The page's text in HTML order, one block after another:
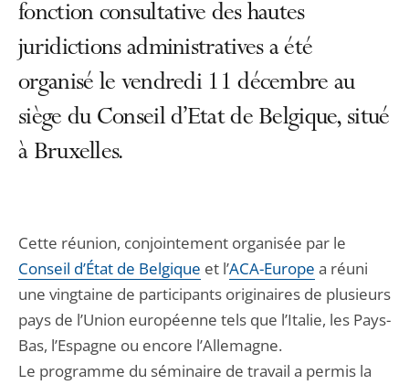
fonction consultative des hautes
juridictions administratives a été
organisé le vendredi 11 décembre au
siège du Conseil d’Etat de Belgique, situé
à Bruxelles.
Cette réunion, conjointement organisée par le
Conseil d’État de Belgique et l’ACA-Europe a réuni
une vingtaine de participants originaires de plusieurs
pays de l’Union européenne tels que l’Italie, les Pays-
Bas, l’Espagne ou encore l’Allemagne.
Le programme du séminaire de travail a permis la